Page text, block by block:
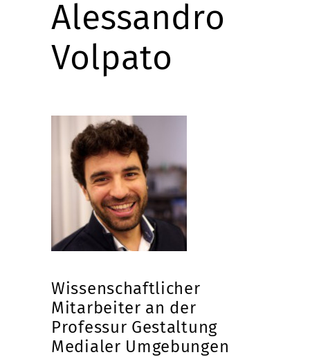
Alessandro
Volpato
Wissenschaftlicher
Mitarbeiter an der
Professur Gestaltung
Medialer Umgebungen